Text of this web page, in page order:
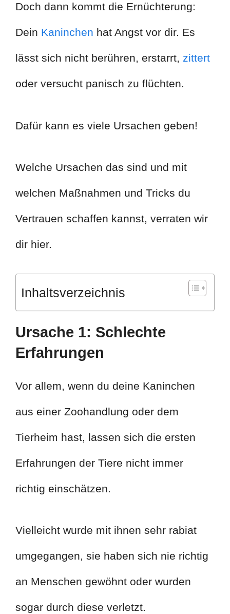
Doch dann kommt die Ernüchterung:
Dein Kaninchen hat Angst vor dir. Es
lässt sich nicht berühren, erstarrt, zittert
oder versucht panisch zu flüchten.
Dafür kann es viele Ursachen geben!
Welche Ursachen das sind und mit
welchen Maßnahmen und Tricks du
Vertrauen schaffen kannst, verraten wir
dir hier.
Inhaltsverzeichnis
Ursache 1: Schlechte
Erfahrungen
Vor allem, wenn du deine Kaninchen
aus einer Zoohandlung oder dem
Tierheim hast, lassen sich die ersten
Erfahrungen der Tiere nicht immer
richtig einschätzen.
Vielleicht wurde mit ihnen sehr rabiat
umgegangen, sie haben sich nie richtig
an Menschen gewöhnt oder wurden
sogar durch diese verletzt.